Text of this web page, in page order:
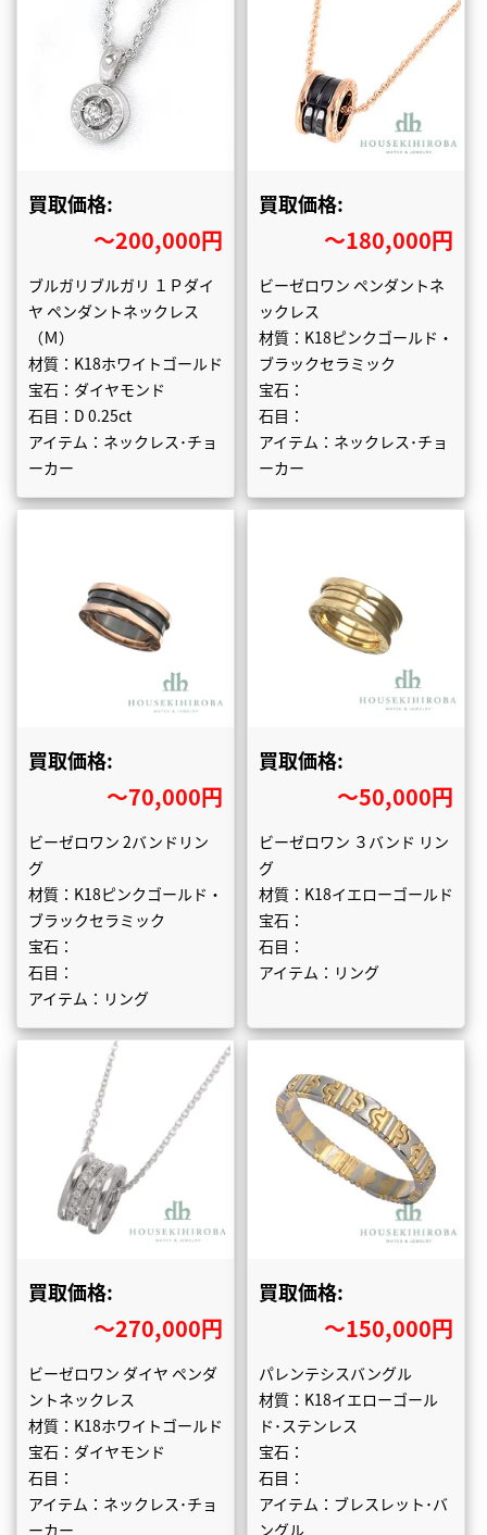
買取価格:
〜200,000円
ブルガリブルガリ １Ｐダイ
ヤ ペンダントネックレス
（Ｍ）
材質：K18ホワイトゴールド
宝石：ダイヤモンド
石目：D 0.25ct
アイテム：ネックレス･チョ
ーカー
買取価格:
〜180,000円
ビーゼロワン ペンダントネ
ックレス
材質：K18ピンクゴールド・
ブラックセラミック
宝石：
石目：
アイテム：ネックレス･チョ
ーカー
買取価格:
〜70,000円
ビーゼロワン 2バンドリン
グ
材質：K18ピンクゴールド・
ブラックセラミック
宝石：
石目：
アイテム：リング
買取価格:
〜50,000円
ビーゼロワン ３バンド リン
グ
材質：K18イエローゴールド
宝石：
石目：
アイテム：リング
買取価格:
〜270,000円
ビーゼロワン ダイヤ ペンダ
ントネックレス
材質：K18ホワイトゴールド
宝石：ダイヤモンド
石目：
アイテム：ネックレス･チョ
ーカー
買取価格:
〜150,000円
パレンテシスバングル
材質：K18イエローゴール
ド･ステンレス
宝石：
石目：
アイテム：ブレスレット･バ
ングル